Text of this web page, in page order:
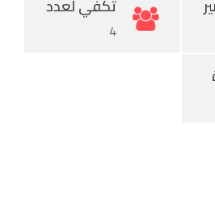
تكفي لعدد